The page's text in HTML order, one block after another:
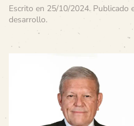
Escrito en 25/10/2024. Publicado
desarrollo.